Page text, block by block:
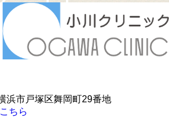
浜市戸塚区舞岡町29番地
ちら